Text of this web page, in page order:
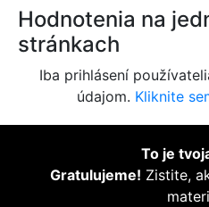
Hodnotenia na
stránkach
Iba prihlásení
údajom. Kliknite
To je
Gratulujeme! Zistite,